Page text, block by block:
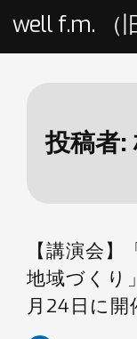
well f.m. （
投稿者:
【講演会
地域づくり
月24日に開